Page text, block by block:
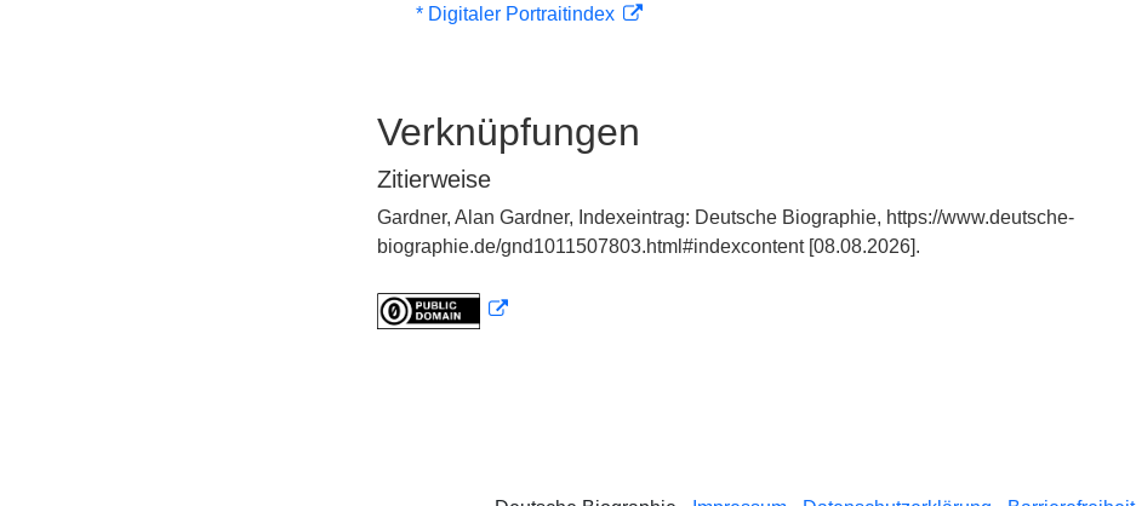
* Digitaler Portraitindex
Verknüpfungen
Zitierweise
Gardner, Alan Gardner, Indexeintrag: Deutsche Biographie, https://www.deutsche-
biographie.de/gnd1011507803.html#indexcontent [08.08.2026].